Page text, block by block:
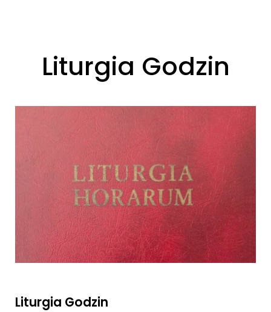
Liturgia Godzin
Liturgia Godzin